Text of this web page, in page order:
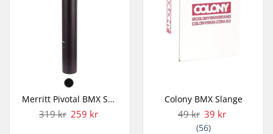
Merritt Pivotal BMX Sadelpind
319 kr 259 kr
Colony BMX Slange
49 kr 39 kr
(56)